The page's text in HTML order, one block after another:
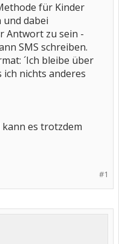
für Kinder
dabei
Antwort zu sein -
SMS schreiben.
´Ich bleibe über
nichts anderes
es trotzdem
#1